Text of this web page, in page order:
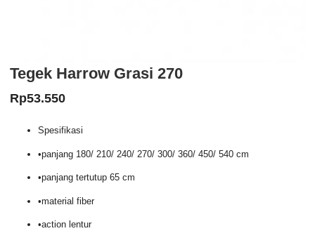
Tegek Harrow Grasi 270
Rp53.550
Spesifikasi
•panjang 180/ 210/ 240/ 270/ 300/ 360/ 450/ 540 cm
•panjang tertutup 65 cm
•material fiber
•action lentur